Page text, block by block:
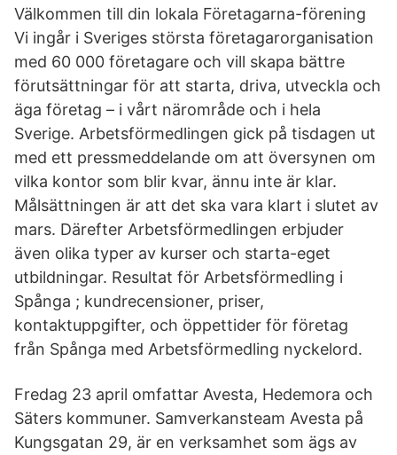
Välkommen till din lokala Företagarna-förening
Vi ingår i Sveriges största företagarorganisation
med 60 000 företagare och vill skapa bättre
förutsättningar för att starta, driva, utveckla och
äga företag – i vårt närområde och i hela
Sverige. Arbetsförmedlingen gick på tisdagen ut
med ett pressmeddelande om att översynen om
vilka kontor som blir kvar, ännu inte är klar.
Målsättningen är att det ska vara klart i slutet av
mars. Därefter Arbetsförmedlingen erbjuder
även olika typer av kurser och starta-eget
utbildningar. Resultat för Arbetsförmedling i
Spånga ; kundrecensioner, priser,
kontaktuppgifter, och öppettider för företag
från Spånga med Arbetsförmedling nyckelord.
Fredag 23 april omfattar Avesta, Hedemora och
Säters kommuner. Samverkansteam Avesta på
Kungsgatan 29, är en verksamhet som ägs av